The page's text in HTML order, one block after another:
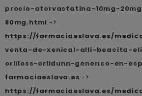
precio-atorvastatina-10mg-
80mg.html ->
https://farmaciaeslava.es/
venta-de-xenical-alli-beacita-
orliloss-orlidunn-generico-en-
farmaciaeslava.es ->
https://farmaciaeslava.es/